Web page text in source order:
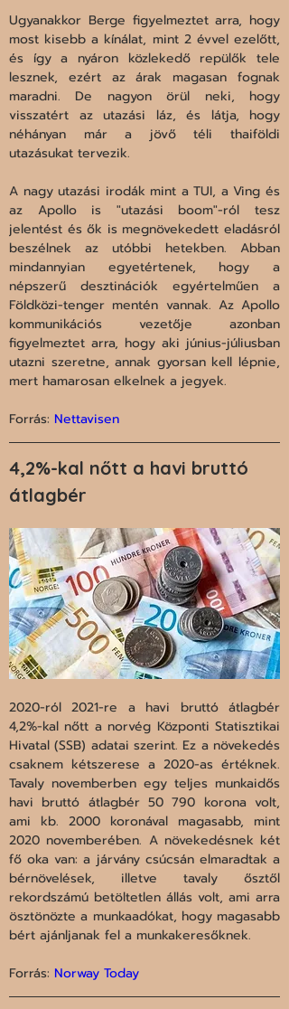
Ugyanakkor Berge figyelmeztet arra, hogy
most kisebb a kínálat, mint 2 évvel ezelőtt,
és így a nyáron közlekedő repülők tele
lesznek, ezért az árak magasan fognak
maradni. De nagyon örül neki, hogy
visszatért az utazási láz, és látja, hogy
néhányan már a jövő téli thaiföldi
utazásukat tervezik.
A nagy utazási irodák mint a TUI, a Ving és
az Apollo is "utazási boom"-ról tesz
jelentést és ők is megnövekedett eladásról
beszélnek az utóbbi hetekben. Abban
mindannyian egyetértenek, hogy a
népszerű desztinációk egyértelműen a
Földközi-tenger mentén vannak. Az Apollo
kommunikációs vezetője azonban
figyelmeztet arra, hogy aki június-júliusban
utazni szeretne, annak gyorsan kell lépnie,
mert hamarosan elkelnek a jegyek.
Forrás: Nettavisen
4,2%-kal nőtt a havi bruttó
átlagbér
2020-ról 2021-re a havi bruttó átlagbér
4,2%-kal nőtt a norvég Központi Statisztikai
Hivatal (SSB) adatai szerint. Ez a növekedés
csaknem kétszerese a 2020-as értéknek.
Tavaly novemberben egy teljes munkaidős
havi bruttó átlagbér 50 790 korona volt,
ami kb. 2000 koronával magasabb, mint
2020 novemberében. A növekedésnek két
fő oka van: a járvány csúcsán elmaradtak a
bérnövelések, illetve tavaly ősztől
rekordszámú betöltetlen állás volt, ami arra
ösztönözte a munkaadókat, hogy magasabb
bért ajánljanak fel a munkakeresőknek.
Forrás: Norway Today